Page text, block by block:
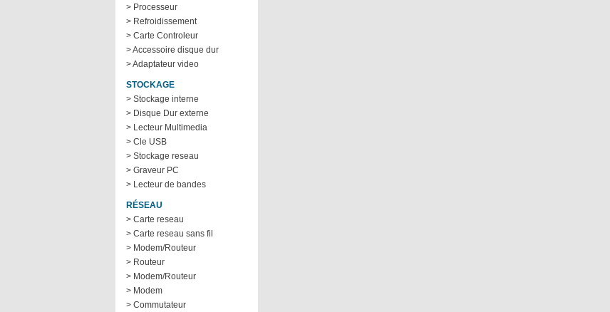
> Processeur
> Refroidissement
> Carte Controleur
> Accessoire disque dur
> Adaptateur video
STOCKAGE
> Stockage interne
> Disque Dur externe
> Lecteur Multimedia
> Cle USB
> Stockage reseau
> Graveur PC
> Lecteur de bandes
RÉSEAU
> Carte reseau
> Carte reseau sans fil
> Modem/Routeur
> Routeur
> Modem/Routeur
> Modem
> Commutateur